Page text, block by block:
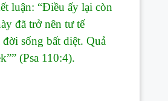
“Điều ấy lại còn
đã trở nên tư tế
sống bất diệt. Quả
(Psa 110:4).